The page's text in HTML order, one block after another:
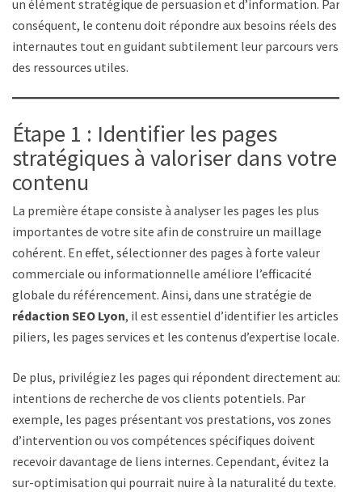
un élément stratégique de persuasion et d’information. Par
conséquent, le contenu doit répondre aux besoins réels des
internautes tout en guidant subtilement leur parcours vers
des ressources utiles.
Étape 1 : Identifier les pages
stratégiques à valoriser dans votre
contenu
La première étape consiste à analyser les pages les plus
importantes de votre site afin de construire un maillage
cohérent. En effet, sélectionner des pages à forte valeur
commerciale ou informationnelle améliore l’efficacité
globale du référencement. Ainsi, dans une stratégie de
rédaction SEO Lyon, il est essentiel d’identifier les articles
piliers, les pages services et les contenus d’expertise locale.
De plus, privilégiez les pages qui répondent directement aux
intentions de recherche de vos clients potentiels. Par
exemple, les pages présentant vos prestations, vos zones
d’intervention ou vos compétences spécifiques doivent
recevoir davantage de liens internes. Cependant, évitez la
sur-optimisation qui pourrait nuire à la naturalité du texte.